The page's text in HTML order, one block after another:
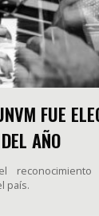
FUE
AÑO
país.